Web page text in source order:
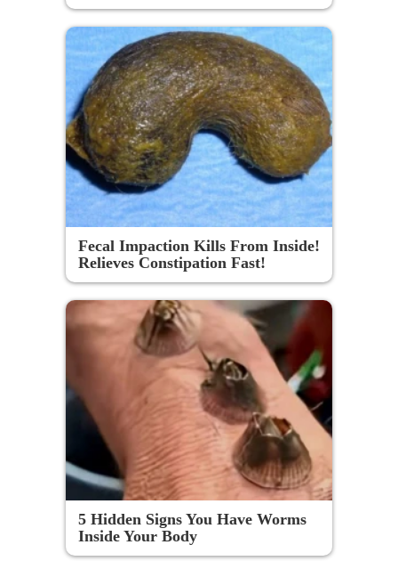
Fecal Impaction Kills From Inside!
Relieves Constipation Fast!
5 Hidden Signs You Have Worms
Inside Your Body